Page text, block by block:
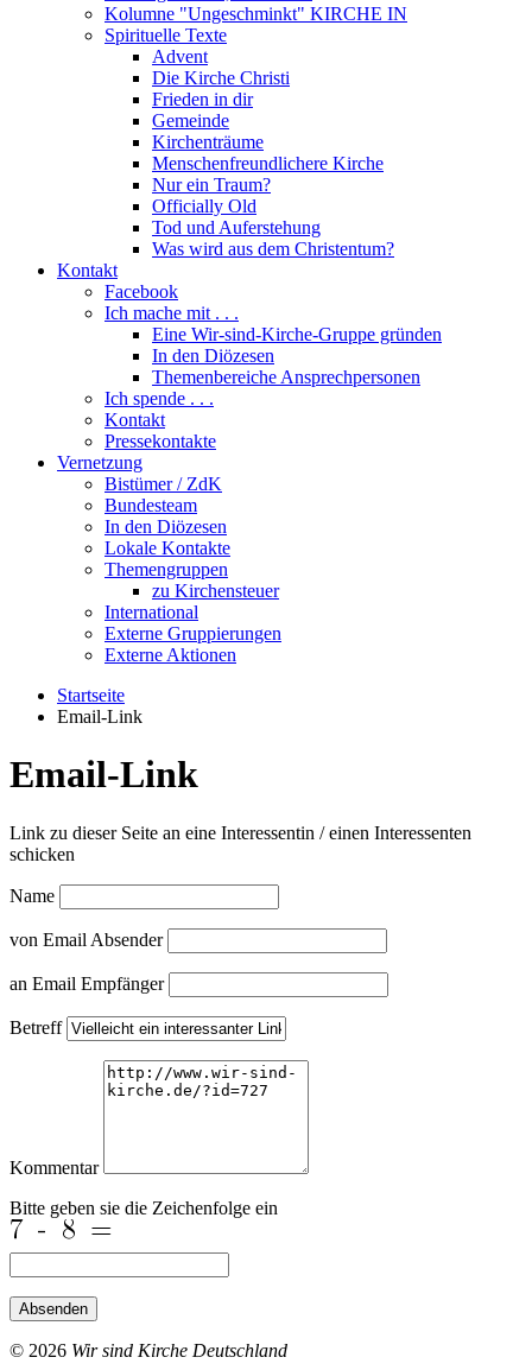
Kolumne "Ungeschminkt" KIRCHE IN
Spirituelle Texte
Advent
Die Kirche Christi
Frieden in dir
Gemeinde
Kirchenträume
Menschenfreundlichere Kirche
Nur ein Traum?
Officially Old
Tod und Auferstehung
Was wird aus dem Christentum?
Kontakt
Facebook
Ich mache mit . . .
Eine Wir-sind-Kirche-Gruppe gründen
In den Diözesen
Themenbereiche Ansprechpersonen
Ich spende . . .
Kontakt
Pressekontakte
Vernetzung
Bistümer / ZdK
Bundesteam
In den Diözesen
Lokale Kontakte
Themengruppen
zu Kirchensteuer
International
Externe Gruppierungen
Externe Aktionen
Startseite
Email-Link
Email-Link
Link zu dieser Seite an eine Interessentin / einen Interessenten
schicken
Name
von Email Absender
an Email Empfänger
Betreff
Kommentar
Bitte geben sie die Zeichenfolge ein
Absenden
© 2026 Wir sind Kirche Deutschland